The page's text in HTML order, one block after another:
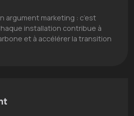
argument marketing : c’est
installation contribue à
et à accélérer la transition